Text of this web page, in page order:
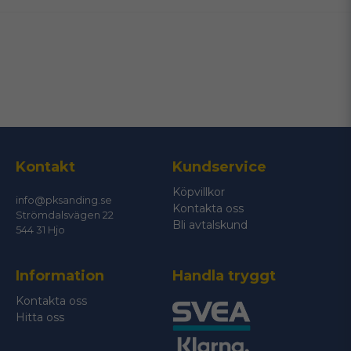
Ja, ni får publicera min fråga
Skicka fråga
Kontakt
info@pksanding.se
Strömdalsvägen 22
544 31 Hjo
Kundservice
Köpvillkor
Kontakta oss
Bli avtalskund
Information
Kontakta oss
Hitta oss
Handla tryggt